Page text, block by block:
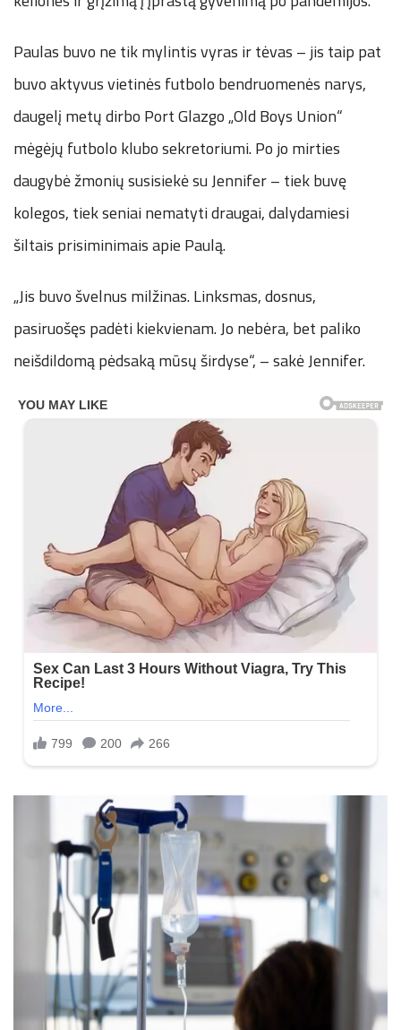
Paulas buvo ne tik mylintis vyras ir tėvas – jis taip pat
buvo aktyvus vietinės futbolo bendruomenės narys,
daugelį metų dirbo Port Glazgo „Old Boys Union“
mėgėjų futbolo klubo sekretoriumi. Po jo mirties
daugybė žmonių susisiekė su Jennifer – tiek buvę
kolegos, tiek seniai nematyti draugai, dalydamiesi
šiltais prisiminimais apie Paulą.
„Jis buvo švelnus milžinas. Linksmas, dosnus,
pasiruošęs padėti kiekvienam. Jo nebėra, bet paliko
neišdildomą pėdsaką mūsų širdyse“, – sakė Jennifer.